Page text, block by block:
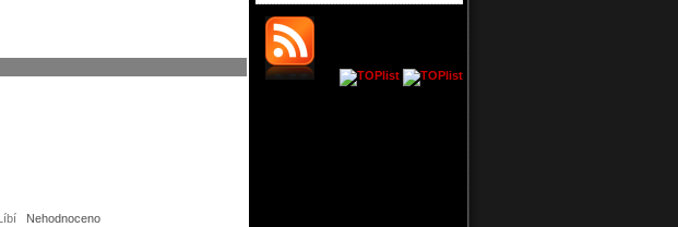
Nehodnoceno